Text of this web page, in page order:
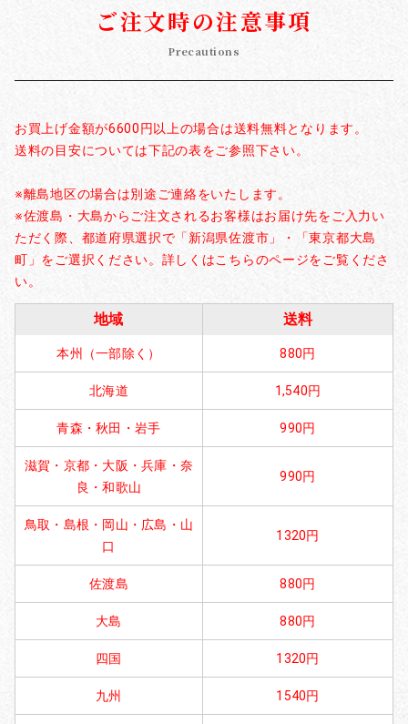
ご注文時の注意事項
Precautions
お買上げ金額が6600円以上の場合は送料無料となります。
送料の目安については下記の表をご参照下さい。
※離島地区の場合は別途ご連絡をいたします。
※佐渡島・大島からご注文されるお客様はお届け先をご入力い
ただく際、都道府県選択で「新潟県佐渡市」・「東京都大島
町」をご選択ください。詳しくはこちらのページをご覧くださ
い。
地域 送料
本州（一部除く） 880円
北海道 1,540円
青森・秋田・岩手 990円
滋賀・京都・大阪・兵庫・奈
良・和歌山
990円
鳥取・島根・岡山・広島・山
口
1320円
佐渡島 880円
大島 880円
四国 1320円
九州 1540円